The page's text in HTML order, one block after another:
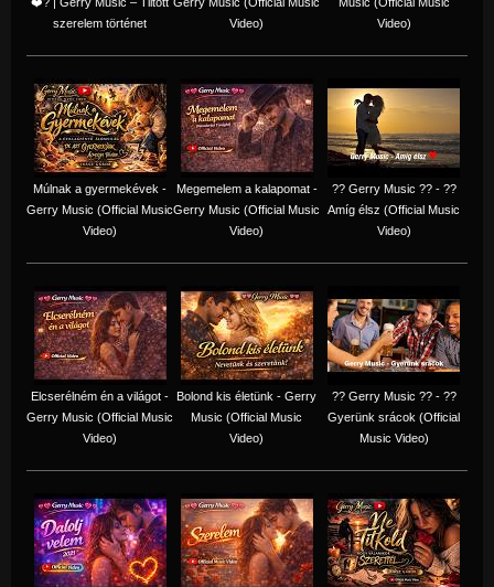
szerelem történet
Video)
Video)
Múlnak a gyermekévek -
Gerry Music (Official Music
Video)
Megemelem a kalapomat -
Gerry Music (Official Music
Video)
?? Gerry Music ?? - ??
Amíg élsz (Official Music
Video)
Elcserélném én a világot -
Gerry Music (Official Music
Video)
Bolond kis életünk - Gerry
Music (Official Music
Video)
?? Gerry Music ?? - ??
Gyerünk srácok (Official
Music Video)